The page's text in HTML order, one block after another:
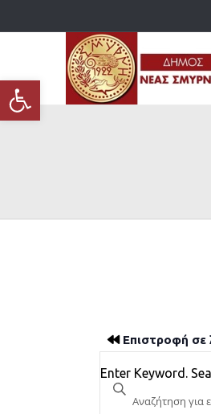
Ανοίξτε τη γραμμή εργαλείων
Επιστροφή σε
Εκδηλώσεις
Search
Enter Keyword.